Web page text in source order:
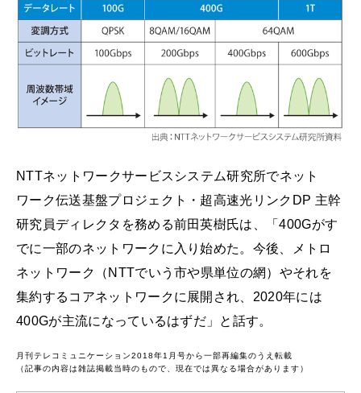
NTTネットワークサービスシステム研究所でネット
ワーク伝送基盤プロジェクト・超高速光リンクDP 主幹
研究員ディレクタを務める前田英樹氏は、「400Gがす
でに一部のネットワークに入り始めた。今後、メトロ
ネットワーク（NTTでいう市や県単位の網）やそれを
集約するコアネットワークに展開され、2020年には
400Gが主流になっているはずだ」と話す。
月刊テレコミュニケーション2018年1月号から一部再編集のうえ転載
（記事の内容は雑誌掲載当時のもので、現在では異なる場合があります）